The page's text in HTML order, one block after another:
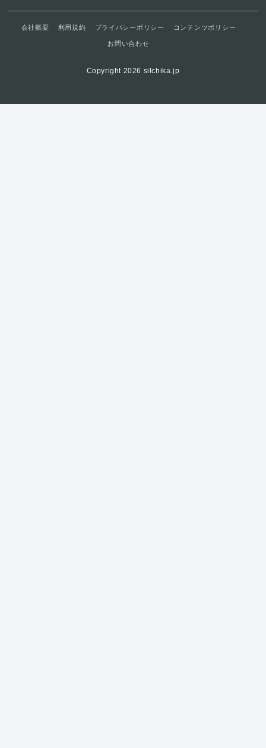
会社概要 利用規約 プライバシーポリシー コンテンツポリシー
お問い合わせ
Copyright 2026 silchika.jp